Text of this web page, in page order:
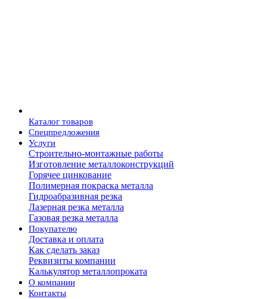
Каталог товаров
Спецпредложения
Услуги
Строительно-монтажные работы
Изготовление металлоконструкций
Горячее цинкование
Полимерная покраска металла
Гидроабразивная резка
Лазерная резка металла
Газовая резка металла
Покупателю
Доставка и оплата
Как сделать заказ
Реквизиты компании
Калькулятор металлопроката
О компании
Контакты